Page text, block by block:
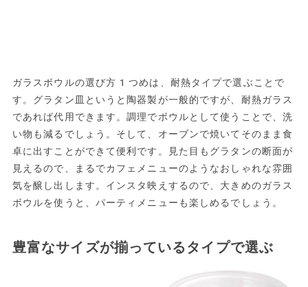
ガラスボウルの選び方1つめは、耐熱タイプで選ぶことで
す。グラタン皿というと陶器製が一般的ですが、耐熱ガラス
であれば代用できます。調理でボウルとして使うことで、洗
い物も減るでしょう。そして、オーブンで焼いてそのまま食
卓に出すことができて便利です。見た目もグラタンの断面が
見えるので、まるでカフェメニューのようなおしゃれな雰囲
気を醸し出します。インスタ映えするので、大きめのガラス
ボウルを使うと、パーティメニューも楽しめるでしょう。
豊富なサイズが揃っているタイプで選ぶ